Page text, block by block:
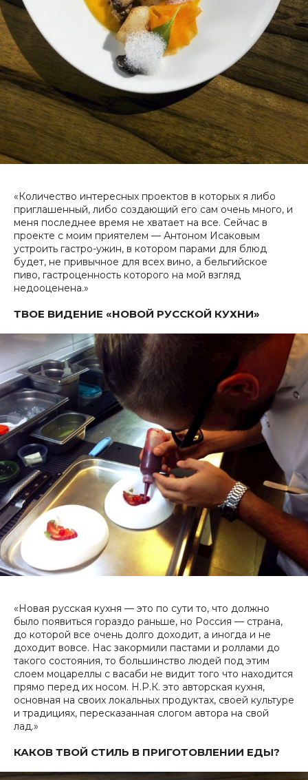
«Количество интересных проектов в которых я либо
приглашенный, либо создающий его сам очень много, и
меня последнее время не хватает на все. Сейчас в
проекте с моим приятелем — Антоном Исаковым
устроить гастро-ужин, в котором парами для блюд
будет, не привычное для всех вино, а бельгийское
пиво, гастроценность которого на мой взгляд
недооценена.»
ТВОЕ ВИДЕНИЕ «НОВОЙ РУССКОЙ КУХНИ»
«Новая русская кухня — это по сути то, что должно
было появиться гораздо раньше, но Россия — страна,
до которой все очень долго доходит, а иногда и не
доходит вовсе. Нас закормили пастами и роллами до
такого состояния, то большинство людей под этим
слоем моцареллы с васаби не видит того что находится
прямо перед их носом. Н.Р.К. это авторская кухня,
основная на своих локальных продуктах, своей культуре
и традициях, пересказанная слогом автора на свой
лад.»
КАКОВ ТВОЙ СТИЛЬ В ПРИГОТОВЛЕНИИ ЕДЫ?